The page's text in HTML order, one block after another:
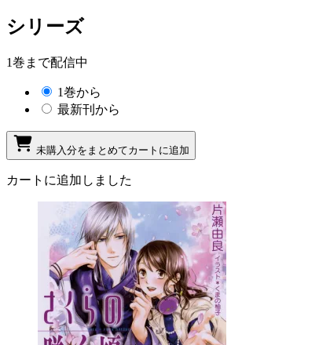
シリーズ
1巻まで配信中
1巻から
最新刊から
未購入分をまとめてカートに追加
カートに追加しました